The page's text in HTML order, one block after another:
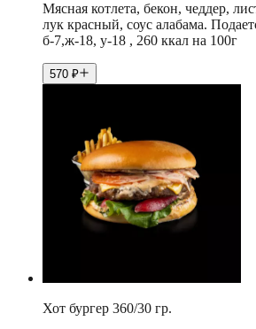
Мясная котлета, бекон, чеддер,
лук красный, соус алабама.
б-7,ж-18, у-18 , 260 ккал на 100г
570 ₽
Хот бургер 360/30 гр.